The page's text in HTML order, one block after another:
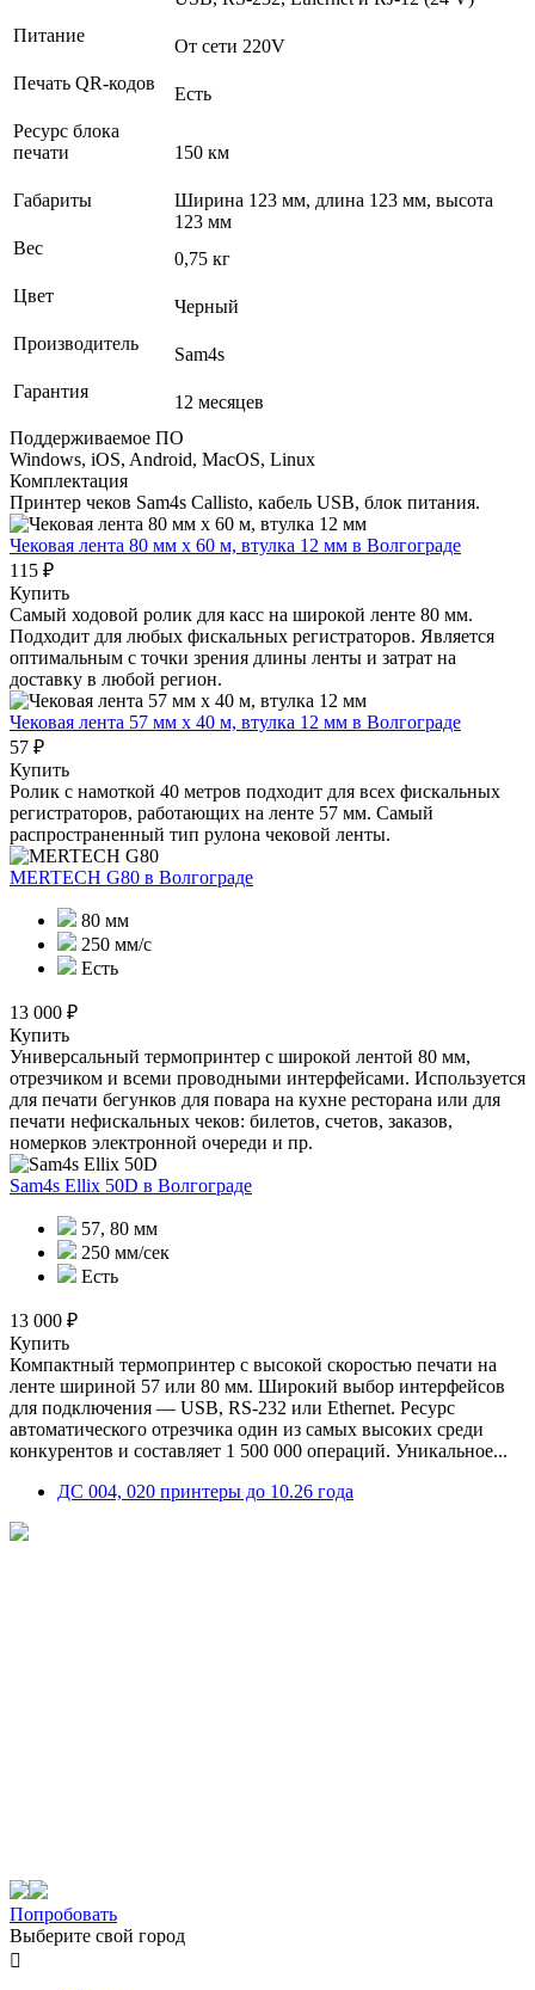
Питание
От сети 220V
Печать QR-кодов
Есть
Ресурс блока
печати
150 км
Габариты
Ширина 123 мм, длина 123 мм, высота
123 мм
Вес
0,75 кг
Цвет
Черный
Производитель
Sam4s
Гарантия
12 месяцев
Поддерживаемое ПО
Windows, iOS, Android, MacOS, Linux
Комплектация
Принтер чеков Sam4s Callisto, кабель USB, блок питания.
Чековая лента 80 мм x 60 м, втулка 12 мм в Волгограде
115 ₽
Купить
Самый ходовой ролик для касс на широкой ленте 80 мм.
Подходит для любых фискальных регистраторов. Является
оптимальным с точки зрения длины ленты и затрат на
доставку в любой регион.
Чековая лента 57 мм x 40 м, втулка 12 мм в Волгограде
57 ₽
Купить
Ролик с намоткой 40 метров подходит для всех фискальных
регистраторов, работающих на ленте 57 мм. Самый
распространенный тип рулона чековой ленты.
MERTECH G80 в Волгограде
80 мм
250 мм/с
Есть
13 000 ₽
Купить
Универсальный термопринтер с широкой лентой 80 мм,
отрезчиком и всеми проводными интерфейсами. Используется
для печати бегунков для повара на кухне ресторана или для
печати нефискальных чеков: билетов, счетов, заказов,
номерков электронной очереди и пр.
Sam4s Ellix 50D в Волгограде
57, 80 мм
250 мм/сек
Есть
13 000 ₽
Купить
Компактный термопринтер с высокой скоростью печати на
ленте шириной 57 или 80 мм. Широкий выбор интерфейсов
для подключения — USB, RS-232 или Ethernet. Ресурс
автоматического отрезчика один из самых высоких среди
конкурентов и составляет 1 500 000 операций. Уникальное...
ДС 004, 020 принтеры до 10.26 года
Попробовать
Выберите свой город
